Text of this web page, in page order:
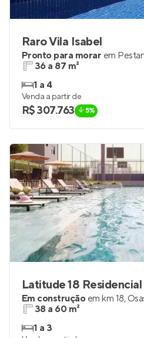
Raro Vila Isabel
Pronto para morar em
36 a 87 m²
1 a 4
Venda a partir de
R$ 307.763 5%
Latitude 18
Em construção em km 18,
38 a 60 m²
1 a 3